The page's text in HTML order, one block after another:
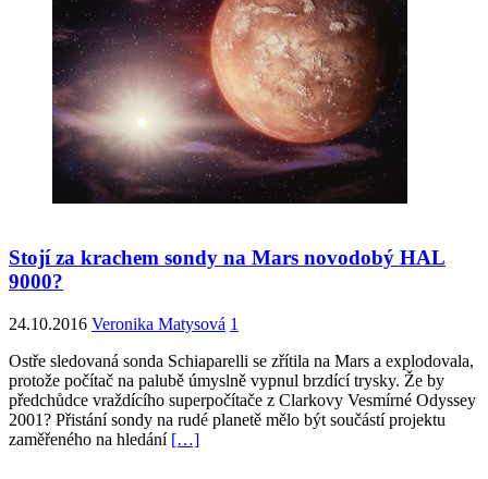
Stojí za krachem sondy na Mars novodobý HAL
9000?
24.10.2016 Veronika Matysová 1
Ostře sledovaná sonda Schiaparelli se zřítila na Mars a explodovala,
protože počítač na palubě úmyslně vypnul brzdící trysky. Že by
předchůdce vraždícího superpočítače z Clarkovy Vesmírné Odyssey
2001? Přistání sondy na rudé planetě mělo být součástí projektu
zaměřeného na hledání […]